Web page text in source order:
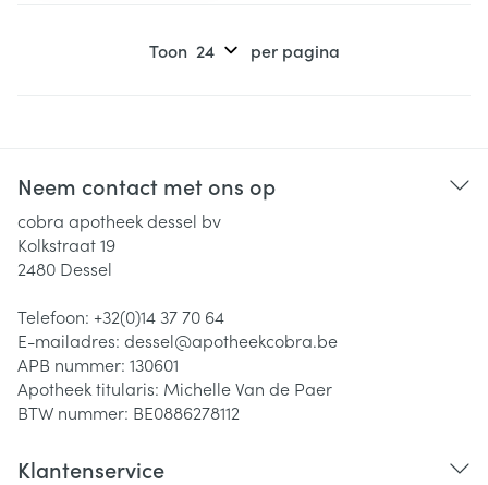
Toon per pagina
Neem contact met ons op
cobra apotheek dessel bv
Kolkstraat 19
2480 Dessel
Telefoon: +32(0)14 37 70 64
E-mailadres: dessel@apotheekcobra.be
APB nummer: 130601
Apotheek titularis: Michelle Van de Paer
BTW nummer: BE0886278112
Klantenservice